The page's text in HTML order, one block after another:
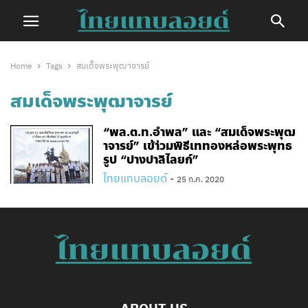
Home Tags สมเด็จพระพุฒาจารย์
สมเด็จพระพุฒาจารย์
“พล.ต.ท.อำพล” และ “สมเด็จพระพุฒ
าจารย์” เข้า่วมพิธีเททองหล่อพระพุทธ
รูป “ปางปาลิไลยก์”
ไทยแทบลอยด์ - 25 ก.ค. 2020